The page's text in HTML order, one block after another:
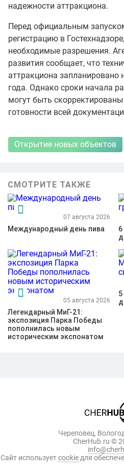
надежности аттракциона.
Перед официальным
регистрацию в
необходимые разрешения.
развития сообщает, что
аттракциона запланировано
года. Однако сроки начала
могут быть
готовности всей
Открытие новых объектов
СМОТРИТЕ ТАКЖЕ
07 августа 2026
Международный день пива
05 августа 2026
Легендарный МиГ-21:
экспозиция Парка Победы
пополнилась новым
историческим экспонатом
Череповец,
CherHub.ru ©
Сайт используетcookie для